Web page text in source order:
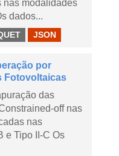
nas modalidades
dados...
JSON
por
Fotovoltaicas
das
off nas
nas
e Tipo II-C Os